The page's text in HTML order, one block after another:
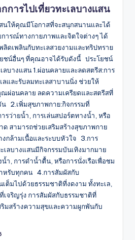
การไปเที่ยวทะเลบางแสน
นให้คุณมีโอกาสที่จะสนุกสนานและได้
ารณ์ทางกายภาพและจิตใจต่างๆ ได้
ลิดเพลินกับทะเลสวยงามและทริปทราย
ชน์อื่นๆ ที่คุณอาจได้รับดังนี้ ประโยชน์
ลบางแสน 1.ผ่อนคลายและลดสตรีส:การ
และรับลมทะเลสาบานนิ่ง ช่วยให้
ผ่อนคลาย ลดความเครียดและสตรีสที่
น 2.เพิ่มสุขภาพกาย:กิจกรรมที่
ารว่ายน้ำ, การเล่นสปอร์ตทางน้ำ, หรือ
สามารถช่วยเสริมสร้างสุขภาพกาย
งกล้ามเนื้อและระบบหัวใจ 3.การ
เลบางแสนมีกิจกรรมบันเทิงมากมาย
ำ, การดำน้ำตื้น, หรือการนั่งเรือเพื่อชม
หรับทุกคน 4.การสัมผัสกับ
เต็มไปด้วยธรรมชาติที่งดงาม ทั้งทะเล,
จริญรุ่ง การสัมผัสกับธรรมชาติที่
มสร้างความสุขและความผูกพันกับ